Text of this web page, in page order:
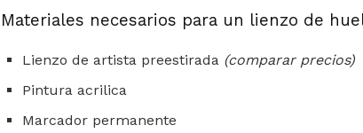
Materiales necesarios para un lienzo de
Lienzo de artista preestirada (comparar precios)
Pintura acrilica
Marcador permanente